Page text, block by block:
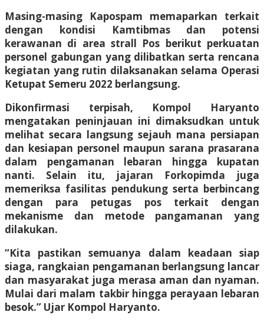
Masing-masing Kapospam memaparkan terkait
dengan kondisi Kamtibmas dan potensi
kerawanan di area strall Pos berikut perkuatan
personel gabungan yang dilibatkan serta rencana
kegiatan yang rutin dilaksanakan selama Operasi
Ketupat Semeru 2022 berlangsung.
Dikonfirmasi terpisah, Kompol Haryanto
mengatakan peninjauan ini dimaksudkan untuk
melihat secara langsung sejauh mana persiapan
dan kesiapan personel maupun sarana prasarana
dalam pengamanan lebaran hingga kupatan
nanti. Selain itu, jajaran Forkopimda juga
memeriksa fasilitas pendukung serta berbincang
dengan para petugas pos terkait dengan
mekanisme dan metode pangamanan yang
dilakukan.
“Kita pastikan semuanya dalam keadaan siap
siaga, rangkaian pengamanan berlangsung lancar
dan masyarakat juga merasa aman dan nyaman.
Mulai dari malam takbir hingga perayaan lebaran
besok.” Ujar Kompol Haryanto.